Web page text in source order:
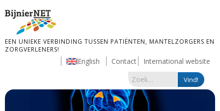
EEN UNIEKE VERBINDING TUSSEN PATIËNTEN, MANTELZORGERS EN
ZORGVERLENERS!
English Contact International website